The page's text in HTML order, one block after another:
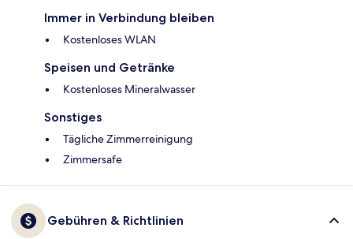
Immer in Verbindung bleiben
Kostenloses WLAN
Speisen und Getränke
Kostenloses Mineralwasser
Sonstiges
Tägliche Zimmerreinigung
Zimmersafe
Gebühren & Richtlinien